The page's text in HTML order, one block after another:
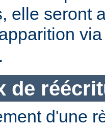
elle seront
de
d'une